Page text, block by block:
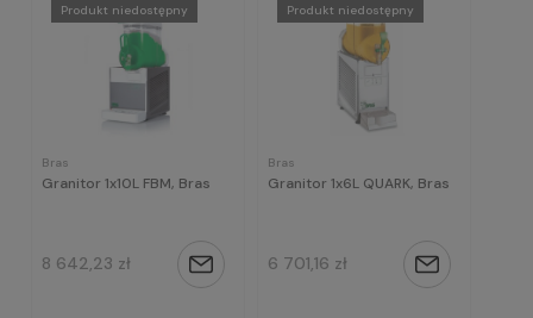
dostępności
Bras
Granitor 1x10L FBM, Bras
8 642,23 zł
Produkt niedostępny
Powiadom
Bras
Granitor 1x6L QUARK, Bras
6 701,16 zł
Produkt niedostępny
Powiadom